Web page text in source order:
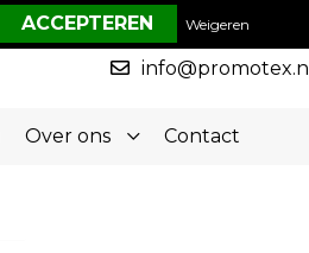
050-5773636
info@promotex.nl
Over ons Contact
Weigeren